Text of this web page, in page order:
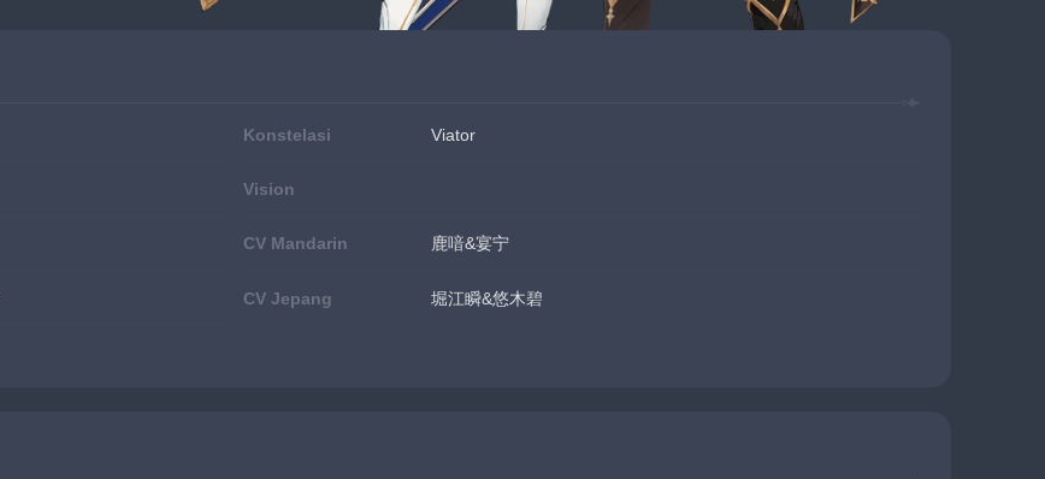
Konstelasi Viator
Vision
CV Mandarin 鹿喑&宴宁
CV Jepang 堀江瞬&悠木碧